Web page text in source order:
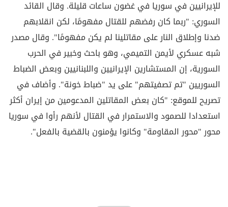
للإيرانيين في سوريا في غضون ساعات قليلة. وقال القائد
السوري: "ربما كان رفضهم للقتال مفهومًا، لكن انقلابهم
ضدنا وإطلاق النار على مقاتلينا لم يكن مفهومًا". وقال مصدر
شبه عسكري لأيمن التميمي، وهو باحث وخبير في الحرب
السورية، إن المستشارين الإيرانيين واللبنانيين وبعض الضباط
السوريين "تم تصفيتهم" على يد "ضباط خونة". وأضاف في
تصريح للموقع: "كان بعض المقاتلين المدعومين من إيران أكثر
استعدادا للصمود والاستمرار في القتال لأنهم رأوا في سوريا
محور "محور المقاومة" وكانوا يؤمنون بالقضية بالفعل".